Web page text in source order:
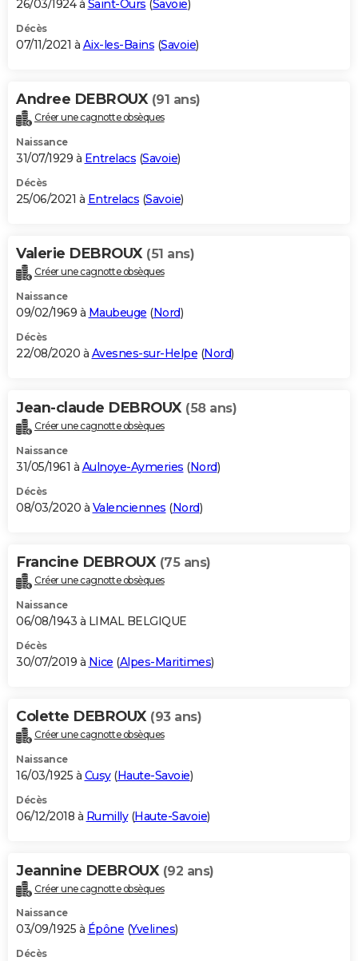
26/03/1924 à Saint-Ours (Savoie)
Décès
07/11/2021 à Aix-les-Bains (Savoie)
Andree DEBROUX (91 ans)
Créer une cagnotte obsèques
Naissance
31/07/1929 à Entrelacs (Savoie)
Décès
25/06/2021 à Entrelacs (Savoie)
Valerie DEBROUX (51 ans)
Créer une cagnotte obsèques
Naissance
09/02/1969 à Maubeuge (Nord)
Décès
22/08/2020 à Avesnes-sur-Helpe (Nord)
Jean-claude DEBROUX (58 ans)
Créer une cagnotte obsèques
Naissance
31/05/1961 à Aulnoye-Aymeries (Nord)
Décès
08/03/2020 à Valenciennes (Nord)
Francine DEBROUX (75 ans)
Créer une cagnotte obsèques
Naissance
06/08/1943 à LIMAL BELGIQUE
Décès
30/07/2019 à Nice (Alpes-Maritimes)
Colette DEBROUX (93 ans)
Créer une cagnotte obsèques
Naissance
16/03/1925 à Cusy(Haute-Savoie)
Décès
06/12/2018 à Rumilly(Haute-Savoie)
Jeannine DEBROUX (92 ans)
Créer une cagnotte obsèques
Naissance
03/09/1925 à Épône (Yvelines)
Décès